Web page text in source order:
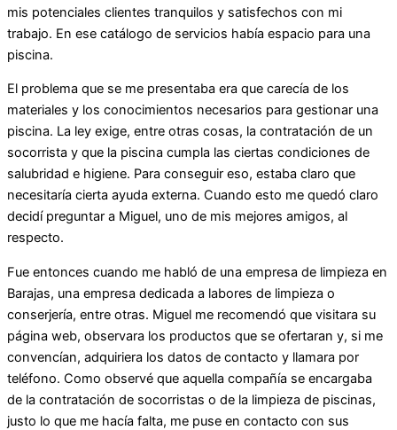
mis potenciales clientes tranquilos y satisfechos con mi
trabajo. En ese catálogo de servicios había espacio para una
piscina.
El problema que se me presentaba era que carecía de los
materiales y los conocimientos necesarios para gestionar una
piscina. La ley exige, entre otras cosas, la contratación de un
socorrista y que la piscina cumpla las ciertas condiciones de
salubridad e higiene. Para conseguir eso, estaba claro que
necesitaría cierta ayuda externa. Cuando esto me quedó claro
decidí preguntar a Miguel, uno de mis mejores amigos, al
respecto.
Fue entonces cuando me habló de una empresa de limpieza en
Barajas, una empresa dedicada a labores de limpieza o
conserjería, entre otras. Miguel me recomendó que visitara su
página web, observara los productos que se ofertaran y, si me
convencían, adquiriera los datos de contacto y llamara por
teléfono. Como observé que aquella compañía se encargaba
de la contratación de socorristas o de la limpieza de piscinas,
justo lo que me hacía falta, me puse en contacto con sus